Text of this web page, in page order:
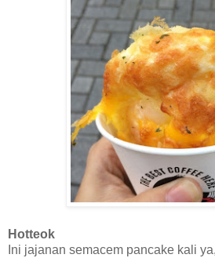
Hotteok
Ini jajanan semacem pancake kali